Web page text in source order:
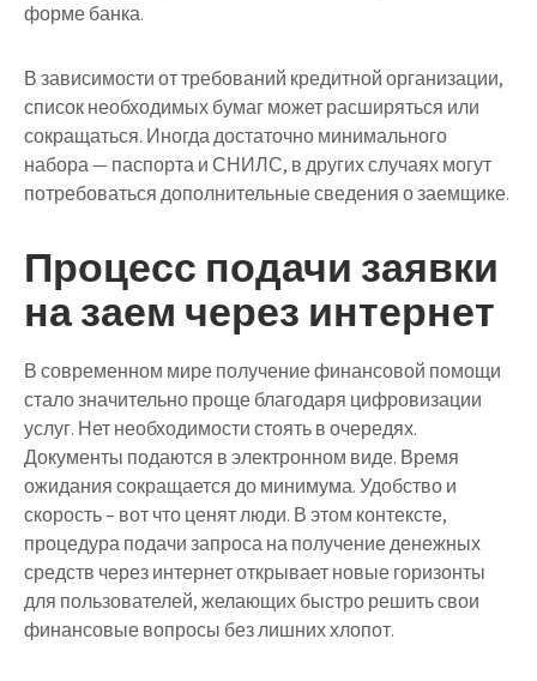
форме банка.
В зависимости от требований кредитной организации,
список необходимых бумаг может расширяться или
сокращаться. Иногда достаточно минимального
набора — паспорта и СНИЛС, в других случаях могут
потребоваться дополнительные сведения о заемщике.
Процесс подачи заявки
на заем через интернет
В современном мире получение финансовой помощи
стало значительно проще благодаря цифровизации
услуг. Нет необходимости стоять в очередях.
Документы подаются в электронном виде. Время
ожидания сокращается до минимума. Удобство и
скорость – вот что ценят люди. В этом контексте,
процедура подачи запроса на получение денежных
средств через интернет открывает новые горизонты
для пользователей, желающих быстро решить свои
финансовые вопросы без лишних хлопот.